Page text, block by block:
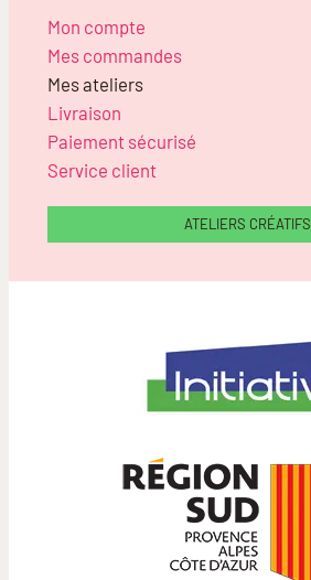
Mon compte
Mes commandes
Mes ateliers
Livraison
Paiement sécurisé
Service client
ATELIERS CRÉATIFS